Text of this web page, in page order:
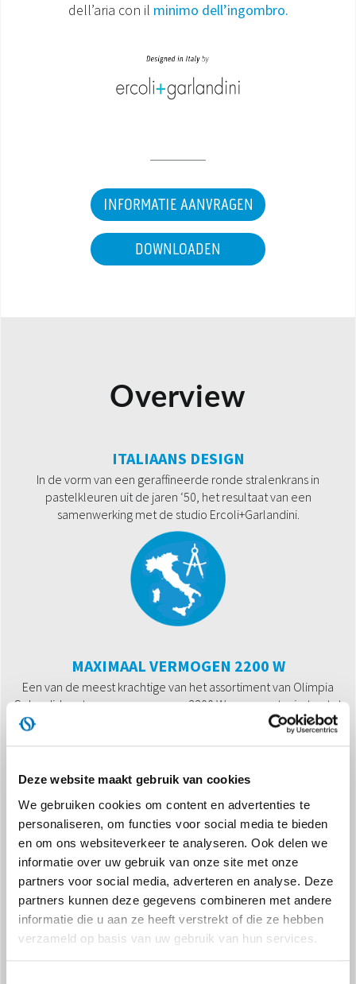
Deze website maakt gebruik van cookies
We gebruiken cookies om content en advertenties te
personaliseren, om functies voor social media te bieden
en om ons websiteverkeer te analyseren. Ook delen we
informatie over uw gebruik van onze site met onze
partners voor social media, adverteren en analyse. Deze
partners kunnen deze gegevens combineren met andere
informatie die u aan ze heeft verstrekt of die ze hebben
verzameld op basis van uw gebruik van hun services.
dell’aria con il minimo dell’ingombro.
INFORMATIE AANVRAGEN
DOWNLOADEN
Overview
ITALIAANS DESIGN
In de vorm van een geraffineerde ronde stralenkrans in
pastelkleuren uit de jaren ‘50, het resultaat van een
samenwerking met de studio Ercoli+Garlandini.
MAXIMAAL VERMOGEN 2200 W
Een van de meest krachtige van het assortiment van Olimpia
Splendid met een vermogen van 2200 W, verwarmt ruimten tot
IP21-BESCHERMING
Dankzij de bescherming tegen druppelen kunt u hem ook in uw
badkamer en wasruimte gebruiken!